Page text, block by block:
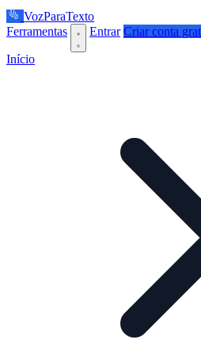
VozParaTexto
Ferramentas
Entrar Criar conta
Início